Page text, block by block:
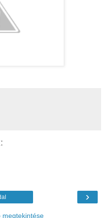
›
megtekintése